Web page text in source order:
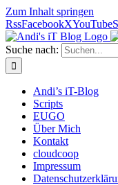
Zum Inhalt springen
RssFacebookXYouTube
Suche nach:
Andi’s iT-Blog
Scripts
EUGO
Über Mich
Kontakt
cloudcoop
Impressum